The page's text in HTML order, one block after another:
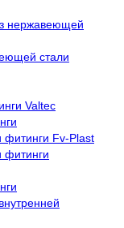
нержавеющей
стали
Valtec
Fv-Plast
фитинги